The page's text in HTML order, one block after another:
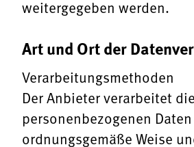
weitergegeben werden.
Art und Ort der
Verarbeitungsmethoden
Der Anbieter verarbeitet die
personenbezogenen
ordnungsgemäße Weise